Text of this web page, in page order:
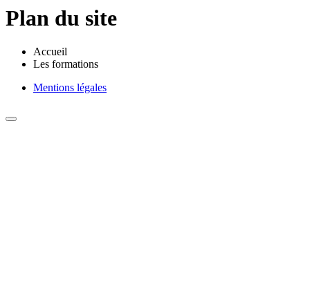
Plan du site
Accueil
Les formations
Mentions légales